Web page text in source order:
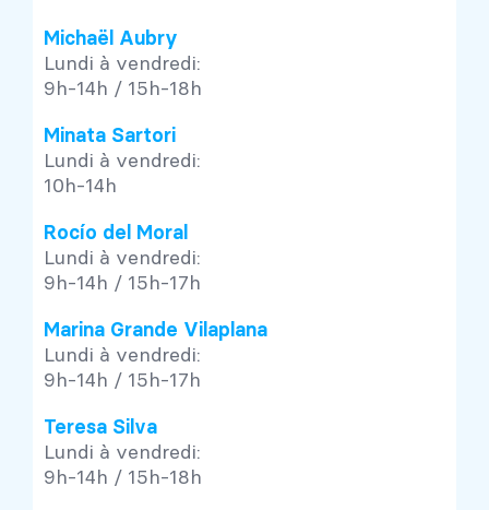
Michaël Aubry
Lundi à vendredi:
9h-14h / 15h-18h
Minata Sartori
Lundi à vendredi:
10h-14h
Rocío del Moral
Lundi à vendredi:
9h-14h / 15h-17h
Marina Grande Vilaplana
Lundi à vendredi:
9h-14h / 15h-17h
Teresa Silva
Lundi à vendredi:
9h-14h / 15h-18h